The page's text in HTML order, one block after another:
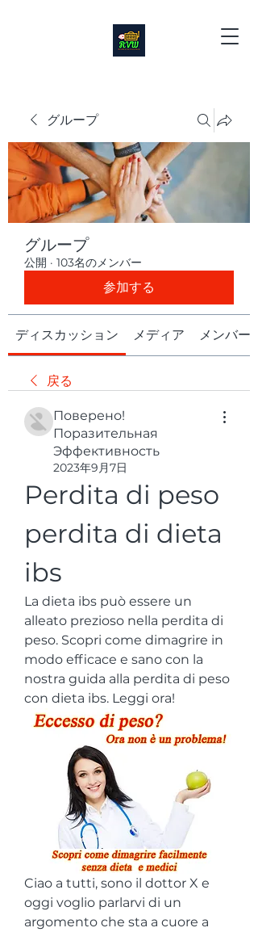
グループ
グループ
公開 · 103名のメンバー
参加する
ディスカッション メディア メンバー
戻る
Поверено!
Поразительная
Эффективность
2023年9月7日
Perdita di peso
perdita di dieta
ibs
La dieta ibs può essere un
alleato prezioso nella perdita di
peso. Scopri come dimagrire in
modo efficace e sano con la
nostra guida alla perdita di peso
con dieta ibs. Leggi ora!
Ciao a tutti, sono il dottor X e
oggi voglio parlarvi di un
argomento che sta a cuore a